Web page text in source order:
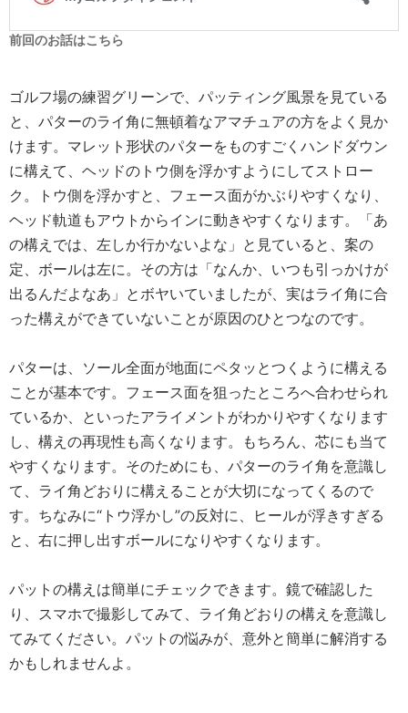
前回のお話はこちら
ゴルフ場の練習グリーンで、パッティング風景を見ている
と、パターのライ角に無頓着なアマチュアの方をよく見か
けます。マレット形状のパターをものすごくハンドダウン
に構えて、ヘッドのトウ側を浮かすようにしてストロー
ク。トウ側を浮かすと、フェース面がかぶりやすくなり、
ヘッド軌道もアウトからインに動きやすくなります。「あ
の構えでは、左しか行かないよな」と見ていると、案の
定、ボールは左に。その方は「なんか、いつも引っかけが
出るんだよなあ」とボヤいていましたが、実はライ角に合
った構えができていないことが原因のひとつなのです。
パターは、ソール全面が地面にペタッとつくように構える
ことが基本です。フェース面を狙ったところへ合わせられ
ているか、といったアライメントがわかりやすくなります
し、構えの再現性も高くなります。もちろん、芯にも当て
やすくなります。そのためにも、パターのライ角を意識し
て、ライ角どおりに構えることが大切になってくるので
す。ちなみに“トウ浮かし”の反対に、ヒールが浮きすぎる
と、右に押し出すボールになりやすくなります。
パットの構えは簡単にチェックできます。鏡で確認した
り、スマホで撮影してみて、ライ角どおりの構えを意識し
てみてください。パットの悩みが、意外と簡単に解消する
かもしれませんよ。